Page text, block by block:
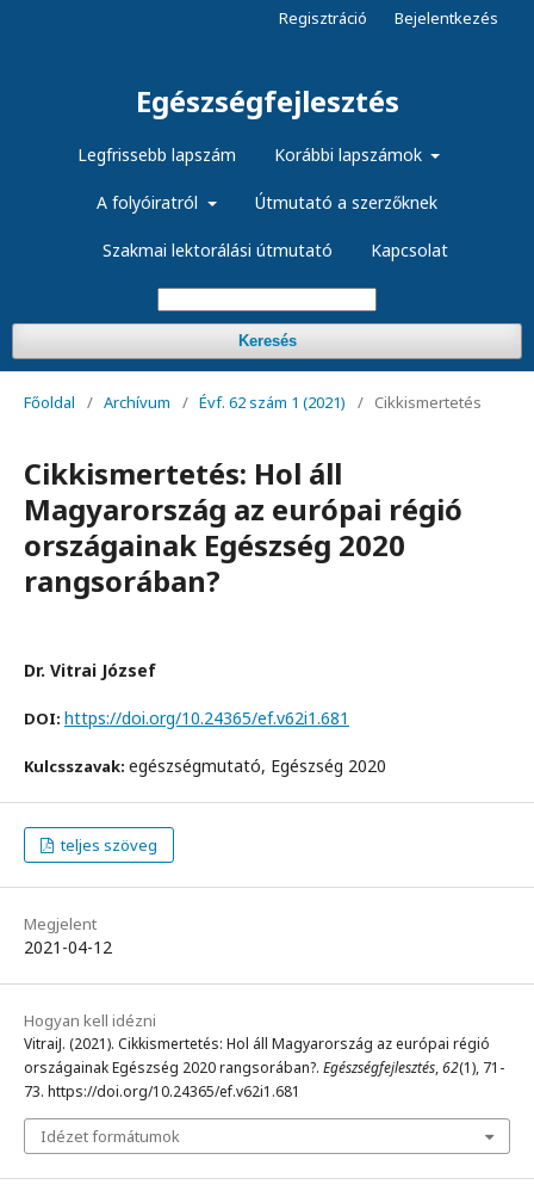
Egészségfejlesztés
Legfrissebb lapszám Korábbi lapszámok
A folyóiratról Útmutató a szerzőknek
Szakmai lektorálási útmutató Kapcsolat
Keresés
Regisztráció Bejelentkezés
Főoldal / Archívum / Évf. 62 szám 1 (2021) / Cikkismertetés
Cikkismertetés: Hol áll
Magyarország az európai régió
országainak Egészség 2020
rangsorában?
Dr. Vitrai József
DOI: https://doi.org/10.24365/ef.v62i1.681
Kulcsszavak: egészségmutató, Egészség 2020
teljes szöveg
Megjelent
2021-04-12
Hogyan kell idézni
VitraiJ. (2021). Cikkismertetés: Hol áll Magyarország az európai régió
országainak Egészség 2020 rangsorában?. Egészségfejlesztés,62(1), 71-
73. https://doi.org/10.24365/ef.v62i1.681
Idézet formátumok